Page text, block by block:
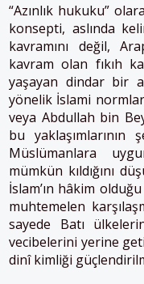
“Azınlık hukuku”
konsepti, aslında
kavramını değil,
kavram olan fıkıh
yaşayan dindar bir
yönelik İslami
veya Abdullah bin
bu yaklaşımlarının
Müslümanlara
mümkün kıldığını
İslam’ın hâkim
muhtemelen
sayede Batı
vecibelerini yerine
dinî kimliği